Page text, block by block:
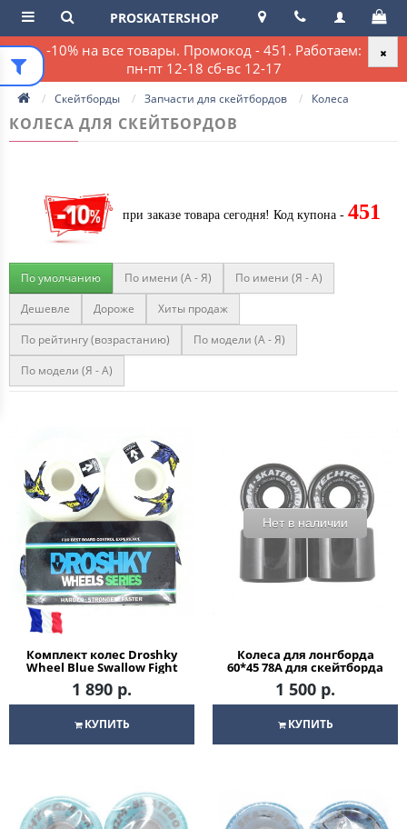
-10% на все товары. Промокод - 451. Работаем:
пн-пт 12-18 сб-вс 12-17
PROSKATERSHOP
Скейтборды Запчасти для скейтбордов Колеса
КОЛЕСА ДЛЯ СКЕЙТБОРДОВ
при заказе товара сегодня! Код купона - 451
По умолчанию По имени (A - Я)
По имени (Я - A)
Дешевле
Дороже
Хиты продаж
По рейтингу (возрастанию)
По модели (A - Я)
По модели (Я - A)
Комплект колес Droshky
Wheel Blue Swallow Fight
52*32 mm для скейтборда
1 890 р.
КУПИТЬ
Нет в наличии
Колеса для лонгборда
60*45 78A для скейтборда
1 500 р.
КУПИТЬ